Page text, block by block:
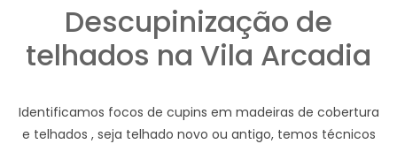
Descupinização de
telhados na Vila Arcadia
Identificamos focos de cupins em madeiras de cobertura
e telhados , seja telhado novo ou antigo, temos técnicos